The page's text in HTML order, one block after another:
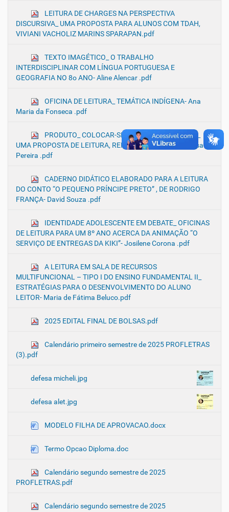
LEITURA DE CHARGES NA PERSPECTIVA
DISCURSIVA_ UMA PROPOSTA PARA ALUNOS COM TDAH,
VIVIANI VACHOLIZ MARINS SPARAPAN.pdf
TEXTO IMAGÉTICO_ O TRABALHO
INTERDISCIPLINAR COM LÍNGUA PORTUGUESA E
GEOGRAFIA NO 8o ANO- Aline Alencar .pdf
OFICINA DE LEITURA_ TEMÁTICA INDÍGENA- Ana
Maria da Fonseca .pdf
PRODUTO_ COLOCAR-SE NO LUGAR DO OUTRO_
UMA PROPOSTA DE LEITURA, REFLEXÃO E AÇÃO- Andresa
Pereira .pdf
CADERNO DIDÁTICO ELABORADO PARA A LEITURA
DO CONTO “O PEQUENO PRÍNCIPE PRETO” , DE RODRIGO
FRANÇA- David Souza .pdf
IDENTIDADE ADOLESCENTE EM DEBATE_ OFICINAS
DE LEITURA PARA UM 8º ANO ACERCA DA ANIMAÇÃO “O
SERVIÇO DE ENTREGAS DA KIKI”- Josilene Corona .pdf
A LEITURA EM SALA DE RECURSOS
MULTIFUNCIONAL – TIPO I DO ENSINO FUNDAMENTAL II_
ESTRATÉGIAS PARA O DESENVOLVIMENTO DO ALUNO
LEITOR- Maria de Fátima Beluco.pdf
2025 EDITAL FINAL DE BOLSAS.pdf
Calendário primeiro semestre de 2025 PROFLETRAS
(3).pdf
defesa micheli.jpg
defesa alet.jpg
MODELO FILHA DE APROVACAO.docx
Termo Opcao Diploma.doc
Calendário segundo semestre de 2025
PROFLETRAS.pdf
Calendário segundo semestre de 2025